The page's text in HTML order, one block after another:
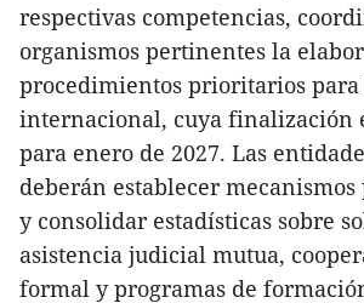
respectivas competencias,
organismos pertinentes la
procedimientos prioritarios para
internacional, cuya finalización
para enero de 2027. Las
deberán establecer
y consolidar estadísticas sobre
asistencia judicial mutua,
formal y programas de